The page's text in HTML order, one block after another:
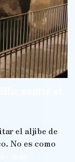
el aljibe de
No es como